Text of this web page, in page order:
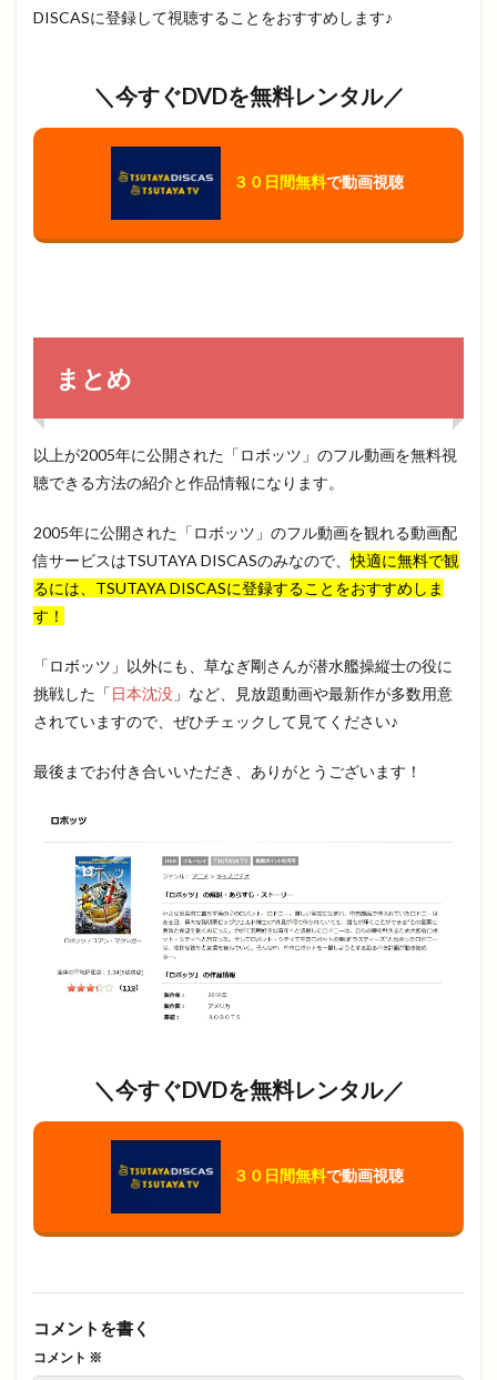
DISCASに登録して視聴することをおすすめします♪
＼今すぐDVDを無料レンタル／
３０日間無料で動画視聴
まとめ
以上が2005年に公開された「ロボッツ」のフル動画を無料視
聴できる方法の紹介と作品情報になります。
2005年に公開された「ロボッツ」のフル動画を観れる動画配
信サービスはTSUTAYA DISCASのみなので、快適に無料で観
るには、TSUTAYA DISCASに登録することをおすすめしま
す！
「ロボッツ」以外にも、草なぎ剛さんが潜水艦操縦士の役に
挑戦した「日本沈没 」など、見放題動画や最新作が多数用意
されていますので、ぜひチェックして見てください♪
最後までお付き合いいただき、ありがとうございます！
＼今すぐDVDを無料レンタル／
３０日間無料で動画視聴
コメントを書く
コメント ※